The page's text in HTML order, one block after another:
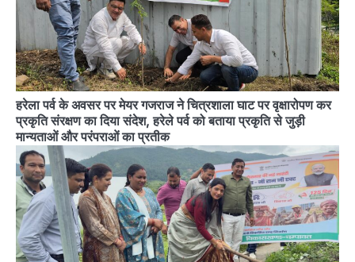
हरेला पर्व के अवसर पर मेयर गजराज ने चित्रशाला घाट पर वृक्षारोपण कर
प्रकृति संरक्षण का दिया संदेश, हरेले पर्व को बताया प्रकृति से जुड़ी
मान्यताओं और परंपराओं का प्रतीक